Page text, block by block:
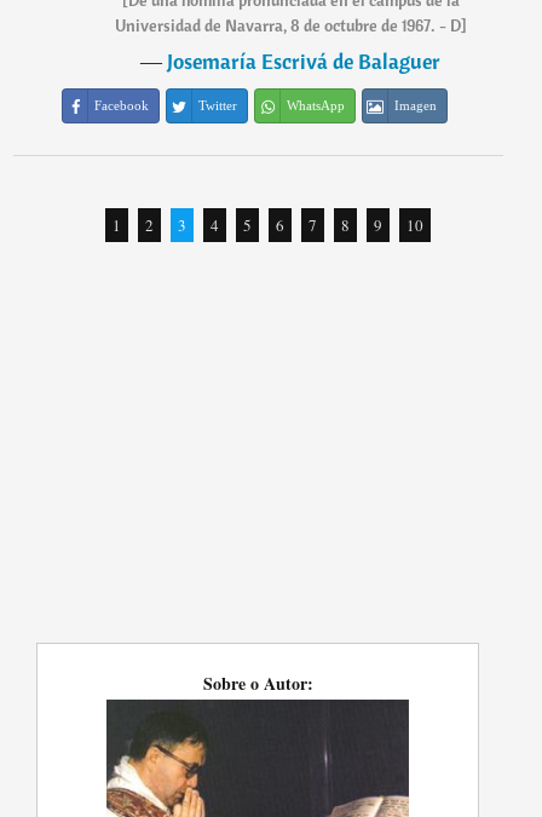
Universidad de Navarra, 8 de octubre de 1967. - D]
―Josemaría Escrivá de Balaguer
Facebook Twitter WhatsApp Imagen
1 2 3 4 5 6 7 8 9 10
Sobre o Autor: